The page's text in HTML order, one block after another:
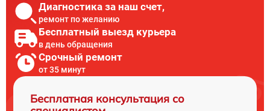
Диагностика за наш счет,
ремонт по желанию
Бесплатный выезд курьера
в день обращения
Срочный ремонт
от 35 минут
Бесплатная консультация со